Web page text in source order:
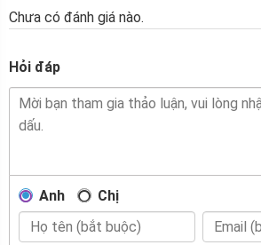
Chưa có đánh giá nào.
Hỏi đáp
Anh Chị